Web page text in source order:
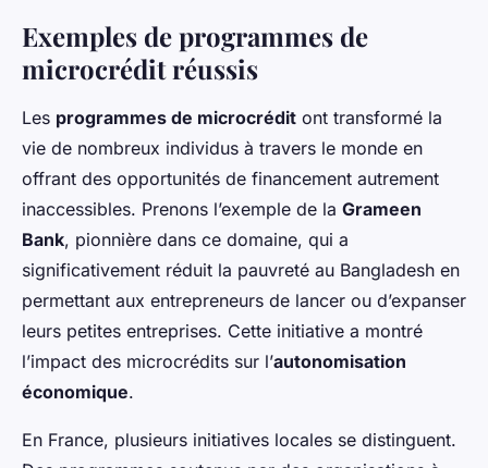
Exemples de programmes de
microcrédit réussis
Les programmes de microcrédit ont transformé la
vie de nombreux individus à travers le monde en
offrant des opportunités de financement autrement
inaccessibles. Prenons l’exemple de la Grameen
Bank, pionnière dans ce domaine, qui a
significativement réduit la pauvreté au Bangladesh en
permettant aux entrepreneurs de lancer ou d’expanser
leurs petites entreprises. Cette initiative a montré
l’impact des microcrédits sur l’autonomisation
économique.
En France, plusieurs initiatives locales se distinguent.